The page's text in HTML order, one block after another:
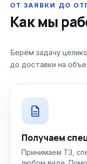
ОТ ЗАЯВКИ ДО
Как мы
Берём задачу
до доставки на
Получаем
Принимаем ТЗ,